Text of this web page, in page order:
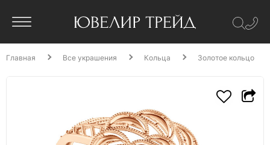
Главная Все украшения Кольца Золотое кольцо